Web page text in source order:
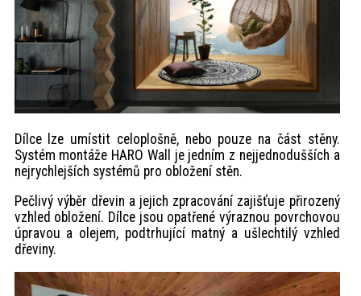
Dílce lze umístit celoplošně, nebo pouze na část stěny.
Systém montáže HARO Wall je jedním z nejjednodušších a
nejrychlejších systémů pro obložení stěn.
Pečlivý výběr dřevin a jejich zpracování zajišťuje přirozený
vzhled obložení. Dílce jsou opatřené výraznou povrchovou
úpravou a olejem, podtrhující matný a ušlechtilý vzhled
dřeviny.